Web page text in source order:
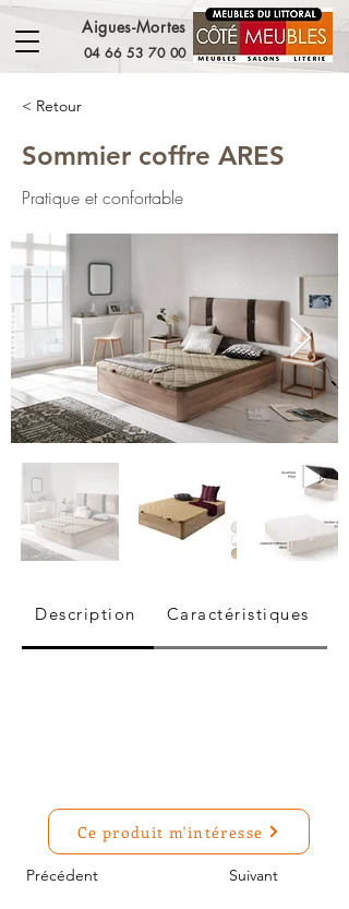
04 66 53 70 00
Aigues-Mortes
< Retour
Sommier coffre ARES
Pratique et confortable
Description Caractéristiques
Ce produit m'intéresse
Précédent Suivant